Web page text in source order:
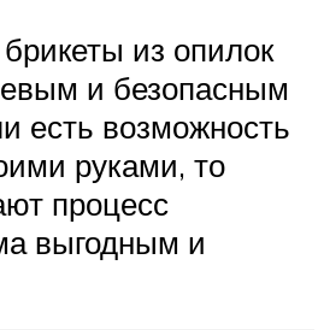
из опилок
и безопасным
есть возможность
руками, то
процесс
выгодным и